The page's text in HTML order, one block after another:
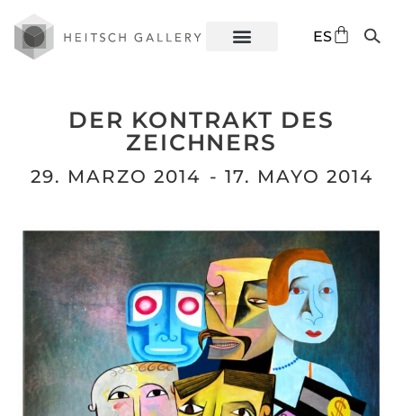
ES
EN
DER KONTRAKT DES
ZEICHNERS
29. MARZO 2014 - 17. MAYO 2014